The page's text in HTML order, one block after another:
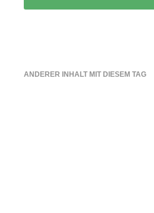
ANDERER INHALT MIT DIESEM TAG